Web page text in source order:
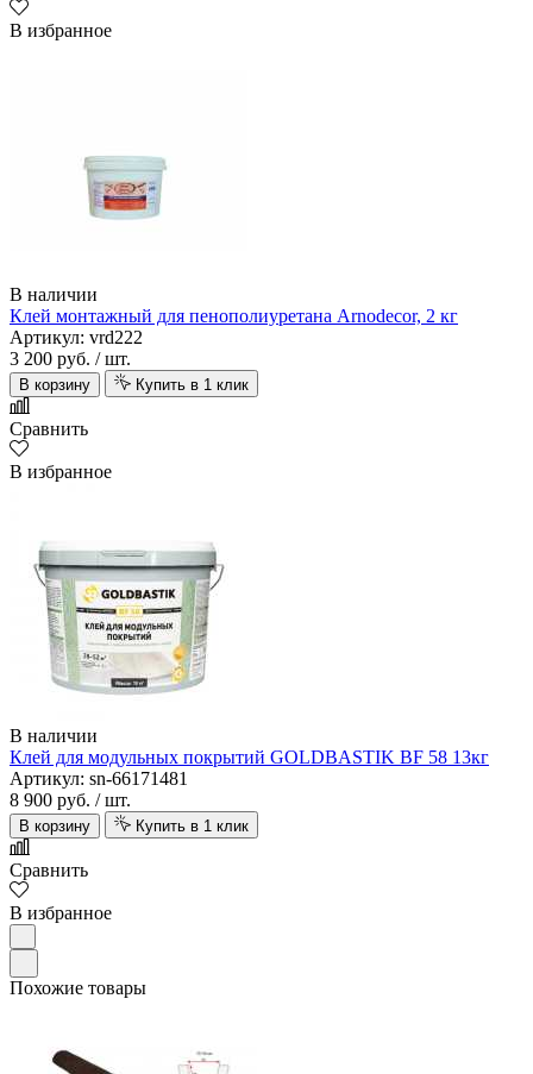
В избранное
В наличии
Клей монтажный для пенополиуретана Arnodecor, 2 кг
Артикул: vrd222
3 200 руб. / шт.
В корзину Купить в 1 клик
Сравнить
В избранное
В наличии
Клей для модульных покрытий GOLDBASTIK BF 58 13кг
Артикул: sn-66171481
8 900 руб. / шт.
В корзину Купить в 1 клик
Сравнить
В избранное
Похожие товары